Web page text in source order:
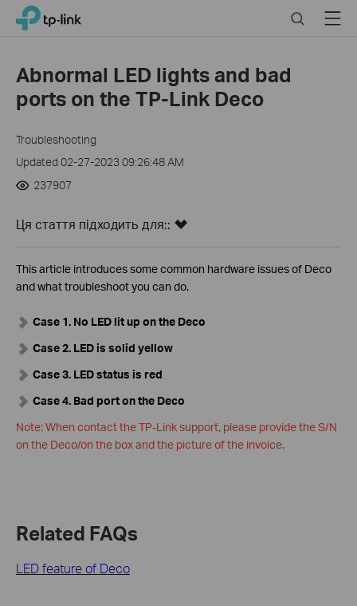
Click
navigation
TP-Link, Reliably Smart SearchMenu
Abnormal LED lights and bad
ports on the TP-Link Deco
Troubleshooting
Updated 02-27-2023 09:26:48 AM
237907
Ця стаття підходить для::
This article introduces some common hardware issues of Deco
and what troubleshoot you can do.
Case 1. No LED lit up on the Deco
Case 2. LED is solid yellow
Case 3. LED status is red
Case 4. Bad port on the Deco
Note: When contact the TP-Link support, please provide the S/N
on the Deco/on the box and the picture of the invoice.
Related FAQs
LED feature of Deco